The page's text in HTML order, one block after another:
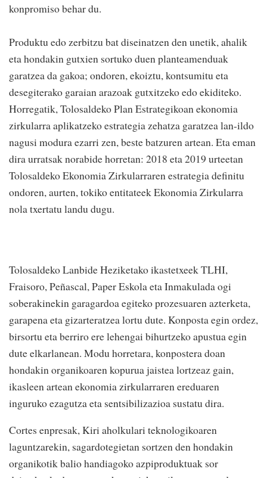
konpromiso behar du.
Produktu edo zerbitzu bat diseinatzen den unetik, ahalik
eta hondakin gutxien sortuko duen planteamenduak
garatzea da gakoa; ondoren, ekoiztu, kontsumitu eta
desegiterako garaian arazoak gutxitzeko edo ekiditeko.
Horregatik, Tolosaldeko Plan Estrategikoan ekonomia
zirkularra aplikatzeko estrategia zehatza garatzea lan-ildo
nagusi modura ezarri zen, beste batzuren artean. Eta eman
dira urratsak norabide horretan: 2018 eta 2019 urteetan
Tolosaldeko Ekonomia Zirkularraren estrategia definitu
ondoren, aurten, tokiko entitateek Ekonomia Zirkularra
nola txertatu landu dugu.
Tolosaldeko Lanbide Heziketako ikastetxeek TLHI,
Fraisoro, Peñascal, Paper Eskola eta Inmakulada ogi
soberakinekin garagardoa egiteko prozesuaren azterketa,
garapena eta gizarteratzea lortu dute. Konposta egin ordez,
birsortu eta berriro ere lehengai bihurtzeko apustua egin
dute elkarlanean. Modu horretara, konpostera doan
hondakin organikoaren kopurua jaistea lortzeaz gain,
ikasleen artean ekonomia zirkularraren ereduaren
inguruko ezagutza eta sentsibilizazioa sustatu dira.
Cortes enpresak, Kiri aholkulari teknologikoaren
laguntzarekin, sagardotegietan sortzen den hondakin
organikotik balio handiagoko azpiproduktuak sor